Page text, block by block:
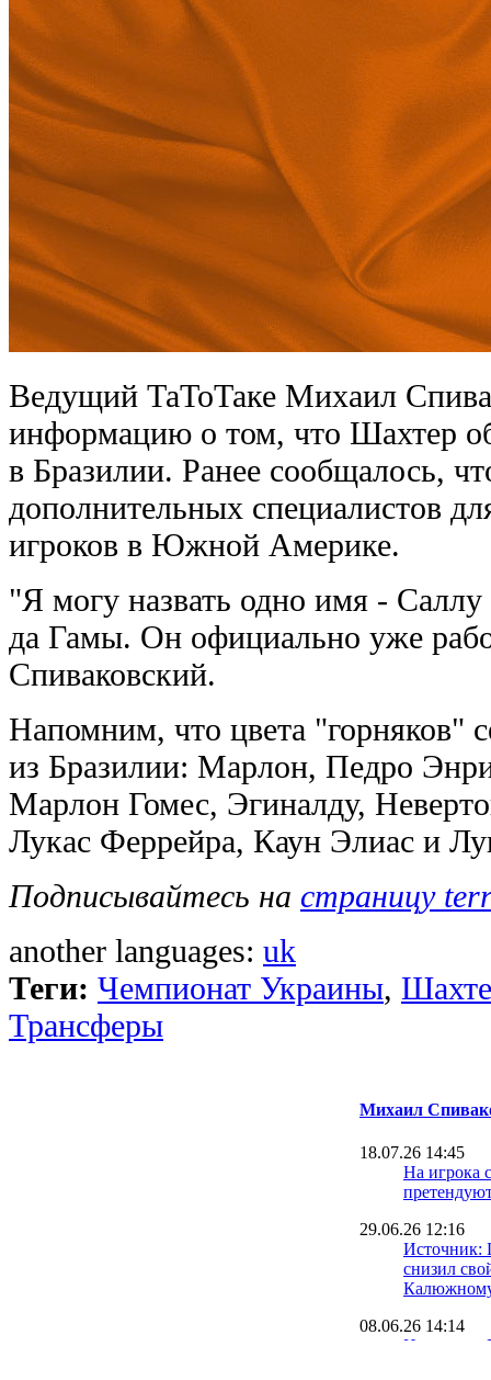
Ведущий ТаТоТаке Михаил
информацию о том, что Шахтер
в Бразилии. Ранее сообщалось,
дополнительных специалистов
игроков в Южной Америке.
"Я могу назвать одно имя -
да Гамы. Он официально уже
Спиваковский.
Напомним, что цвета "горняков"
из Бразилии: Марлон, Педро
Марлон Гомес, Эгиналду,
Лукас Феррейра, Каун Элиас и
Подписывайтесь на страницу
another languages: uk
Теги: Чемпионат Украины,
Трансферы
Михаил
18.07.26 14:45
На игрока
29.06.26 12:16
Источник:
снизил
08.06.26 14:14
Источник: